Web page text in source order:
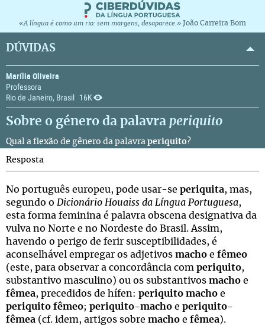
«A língua é como um rio: sem margens, desaparece.» João Carreira Bom
DÚVIDAS
Marília Oliveira
Professora
Rio de Janeiro, Brasil
16K
Sobre o género da palavra periquito
Qual a flexão de gênero da palavra periquito?
Resposta
No português europeu, pode usar-se periquita, mas,
segundo o Dicionário Houaiss da Língua Portuguesa,
esta forma feminina é palavra obscena designativa da
vulva no Norte e no Nordeste do Brasil. Assim,
havendo o perigo de ferir susceptibilidades, é
aconselhável empregar os adjetivos macho e fêmeo
(este, para observar a concordância com periquito,
substantivo masculino) ou os substantivos macho e
fêmea, precedidos de hífen: periquito macho e
periquito fêmeo; periquito-macho e periquito-
fêmea (cf. idem, artigos sobre macho e fêmea).